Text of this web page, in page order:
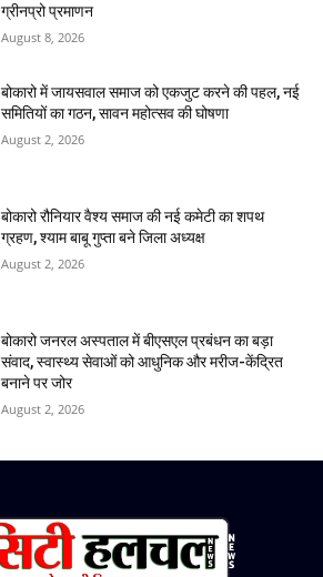
ग्रीनप्रो प्रमाणन
August 8, 2026
बोकारो में जायसवाल समाज को एकजुट करने की पहल, नई
समितियों का गठन, सावन महोत्सव की घोषणा
August 2, 2026
बोकारो रौनियार वैश्य समाज की नई कमेटी का शपथ
ग्रहण, श्याम बाबू गुप्ता बने जिला अध्यक्ष
August 2, 2026
बोकारो जनरल अस्पताल में बीएसएल प्रबंधन का बड़ा
संवाद, स्वास्थ्य सेवाओं को आधुनिक और मरीज-केंद्रित
बनाने पर जोर
August 2, 2026